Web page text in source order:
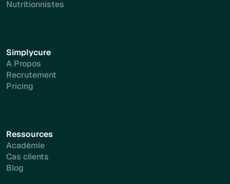
Nutritionnistes
Simplycure
A Propos
Recrutement
Pricing
Ressources
Académie
Cas clients
Blog